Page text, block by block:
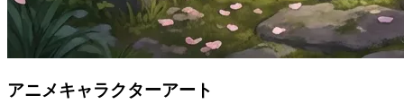
アニメキャラクターアート